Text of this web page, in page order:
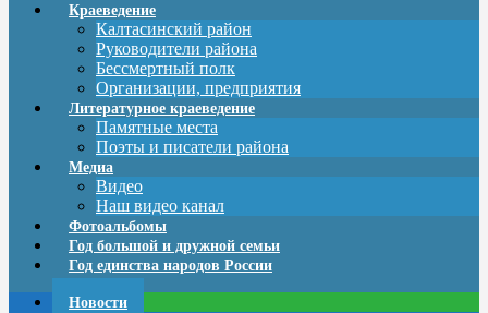
Краеведение
Калтасинский район
Руководители района
Бессмертный полк
Организации, предприятия
Литературное краеведение
Памятные места
Поэты и писатели района
Медиа
Видео
Наш видео канал
Фотоальбомы
Год большой и дружной семьи
Год единства народов России
Новости